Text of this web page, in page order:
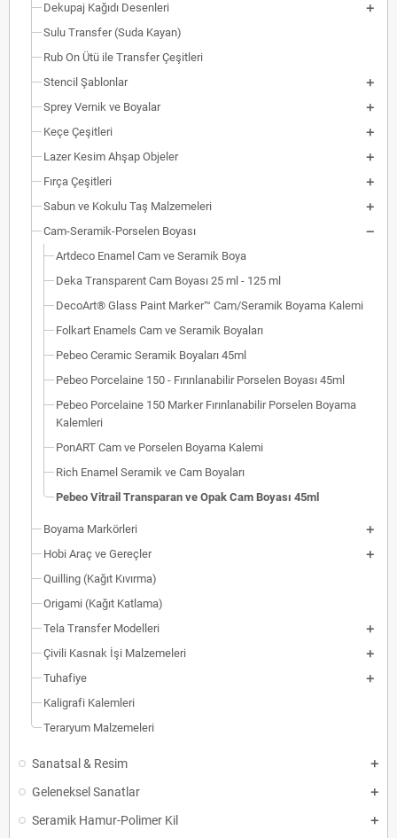
Dekupaj Kağıdı Desenleri
Sulu Transfer (Suda Kayan)
Rub On Ütü ile Transfer Çeşitleri
Stencil Şablonlar
Sprey Vernik ve Boyalar
Keçe Çeşitleri
Lazer Kesim Ahşap Objeler
Fırça Çeşitleri
Sabun ve Kokulu Taş Malzemeleri
Cam-Seramik-Porselen Boyası
Artdeco Enamel Cam ve Seramik Boya
Deka Transparent Cam Boyası 25 ml - 125 ml
DecoArt® Glass Paint Marker™ Cam/Seramik Boyama Kalemi
Folkart Enamels Cam ve Seramik Boyaları
Pebeo Ceramic Seramik Boyaları 45ml
Pebeo Porcelaine 150 - Fırınlanabilir Porselen Boyası 45ml
Pebeo Porcelaine 150 Marker Fırınlanabilir Porselen Boyama
Kalemleri
PonART Cam ve Porselen Boyama Kalemi
Rich Enamel Seramik ve Cam Boyaları
Pebeo Vitrail Transparan ve Opak Cam Boyası 45ml
Boyama Markörleri
Hobi Araç ve Gereçler
Quilling (Kağıt Kıvırma)
Origami (Kağıt Katlama)
Tela Transfer Modelleri
Çivili Kasnak İşi Malzemeleri
Tuhafiye
Kaligrafi Kalemleri
Teraryum Malzemeleri
Sanatsal & Resim
Geleneksel Sanatlar
Seramik Hamur-Polimer Kil